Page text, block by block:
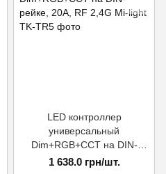
LED контроллер
универсальный
Dim+RGB+CCT на DIN-
рейке, 20A, RF 2,4G Mi-light
1 638.0 грн/шт.